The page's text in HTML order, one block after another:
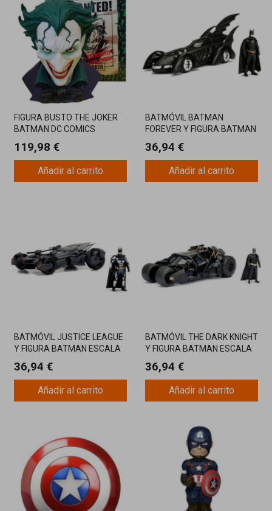
FIGURA BUSTO THE JOKER
BATMAN DC COMICS
119,98 €
Añadir al carrito
BATMÓVIL BATMAN
FOREVER Y FIGURA BATMAN
36,94 €
Añadir al carrito
BATMÓVIL JUSTICE LEAGUE
Y FIGURA BATMAN ESCALA
36,94 €
Añadir al carrito
BATMÓVIL THE DARK KNIGHT
Y FIGURA BATMAN ESCALA
36,94 €
Añadir al carrito